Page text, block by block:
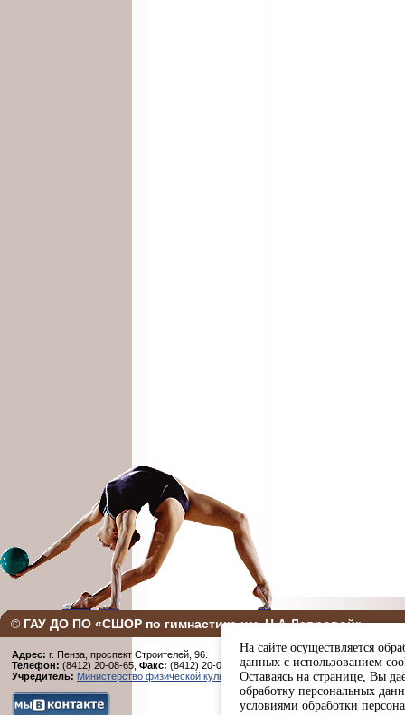
© ГАУ ДО ПО «СШОР по гимнастике им. Н.А Лавровой»
Адрес: г. Пенза, проспект Строителей, 96.
Телефон: (8412) 20-08-65, Факс: (8412) 20-08-65
Учредитель: Министерство физической культуры и спорта Пензенской области
На сайте осуществляется
данных с использованием
Оставаясь на странице, Вы
обработку персональных
условиями обработки